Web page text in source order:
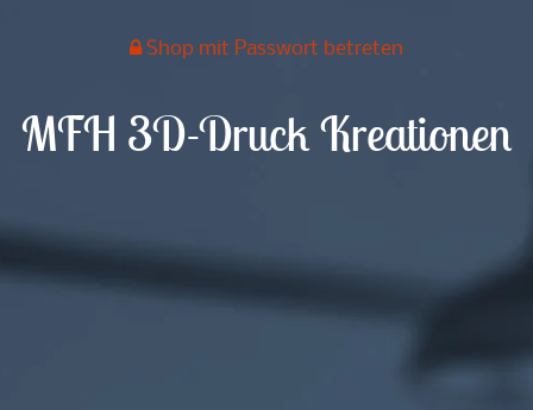
MFH 3D-Druck Kreationen
Shop mit Passwort betreten